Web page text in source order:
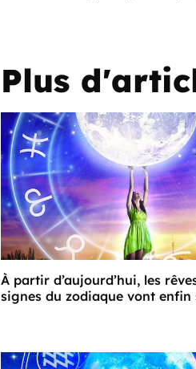
Plus
À partir d’aujourd’hui, les
signes du zodiaque vont enfin